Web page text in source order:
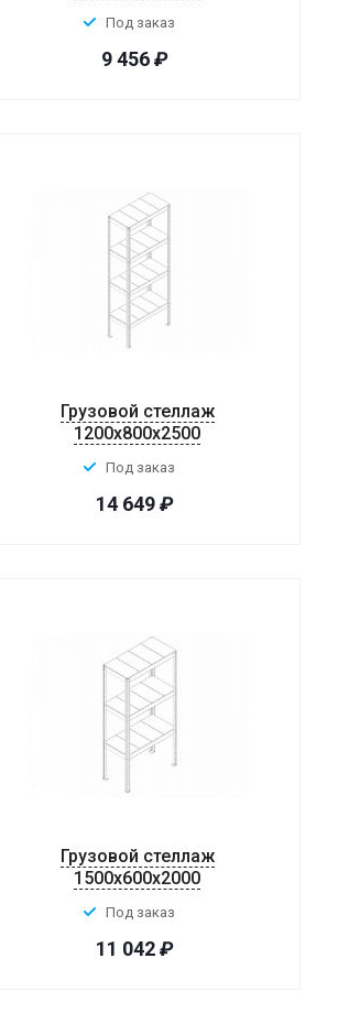
Под заказ
9 456₽
Грузовой стеллаж
1200x800x2500
Под заказ
14 649₽
Грузовой стеллаж
1500x600x2000
Под заказ
11 042₽